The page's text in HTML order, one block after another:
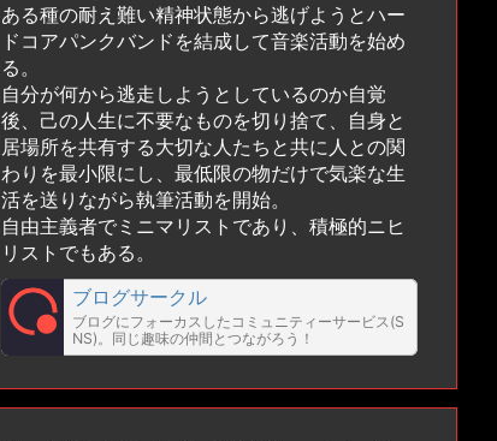
ある種の耐え難い精神状態から逃げようとハー
ドコアパンクバンドを結成して音楽活動を始め
る。
自分が何から逃走しようとしているのか自覚
後、己の人生に不要なものを切り捨て、自身と
居場所を共有する大切な人たちと共に人との関
わりを最小限にし、最低限の物だけで気楽な生
活を送りながら執筆活動を開始。
自由主義者でミニマリストであり、積極的ニヒ
リストでもある。
ブログサークル
ブログにフォーカスしたコミュニティーサービス(S
NS)。同じ趣味の仲間とつながろう！